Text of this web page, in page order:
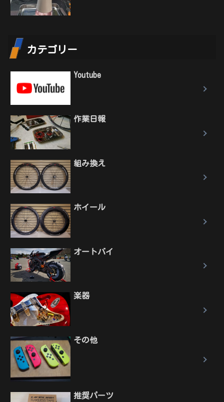
カテゴリー
Youtube
作業日報
組み換え
ホイール
オートバイ
楽器
その他
推奨パーツ